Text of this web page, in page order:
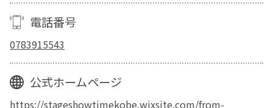
電話番号
0783915543
公式ホームページ
https://stageshowtimekobe.wixsite.com/from-